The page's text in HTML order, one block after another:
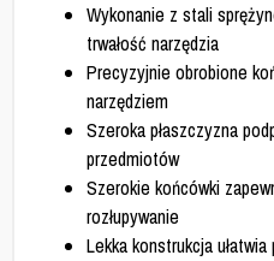
Wykonanie z stali
trwałość narzędzia
Precyzyjnie obrobione
narzędziem
Szeroka płaszczyzna
przedmiotów
Szerokie końcówki
rozłupywanie
Lekka konstrukcja ułatwia